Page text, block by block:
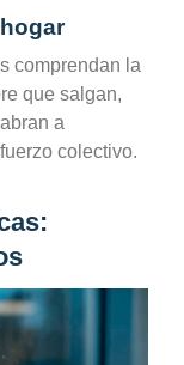
comprendan la
que salgan,
a
colectivo.